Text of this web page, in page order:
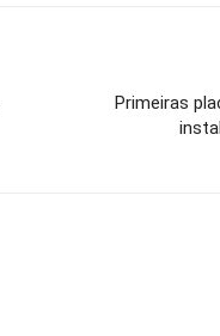
Primeiras